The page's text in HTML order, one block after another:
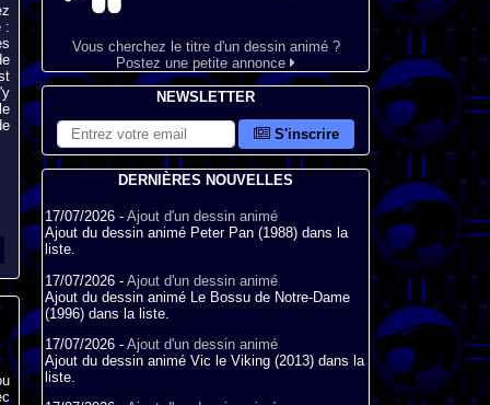
:
Vous cherchez le titre d'un dessin animé ?
Postez une petite annonce
NEWSLETTER
S'inscrire
DERNIÈRES NOUVELLES
17/07/2026 - Ajout d'un dessin animé
Ajout du dessin animé Peter Pan (1988) dans la
liste.
17/07/2026 - Ajout d'un dessin animé
Ajout du dessin animé Le Bossu de Notre-Dame
(1996) dans la liste.
17/07/2026 - Ajout d'un dessin animé
Ajout du dessin animé Vic le Viking (2013) dans la
liste.